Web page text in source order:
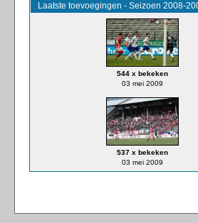
Laatste toevoegingen - Seizoen 2008-
544 x bekeken
03 mei 2009
537 x bekeken
03 mei 2009